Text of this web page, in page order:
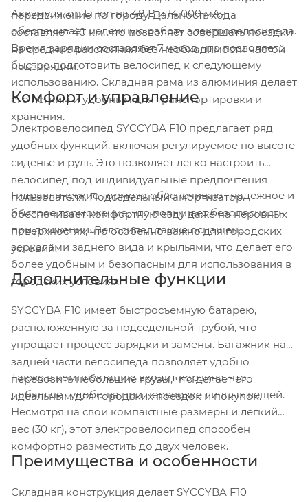
передвижение по городу. Дальность хода
составляет 40 км, что позволяет совершать поездки
на средние расстояния без необходимости частой
подзарядки.
Аккумулятор Li-ion на 48 В и 14 000 мАч
обеспечивает надежную работу электровелосипеда.
Время зарядки составляет 7 часов, что позволяет
быстро подготовить велосипед к следующему
использованию. Складная рама из алюминия делает
его легким и удобным для транспортировки и
хранения.
Комфорт и управление
Электровелосипед SYCCYBA F10 предлагает ряд
удобных функций, включая регулируемое по высоте
сиденье и руль. Это позволяет легко настроить
велосипед под индивидуальные предпочтения
пользователя. Подседельный амортизатор
обеспечивает комфортную езду даже на неровных
поверхностях, что особенно важно для городских
условий.
Гидравлические тормоза обеспечивают надежное и
быстрое торможение, что повышает безопасность
при движении. Велосипед также оснащен
зеркалами заднего вида и крыльями, что делает его
более удобным и безопасным для использования в
городских условиях.
Дополнительные функции
SYCCYBA F10 имеет быстросъемную батарею,
расположенную за подседельной трубой, что
упрощает процесс зарядки и замены. Багажник на
задней части велосипеда позволяет удобно
перевозить небольшие грузы, что делает его
идеальным для городских поездок и покупок.
Также в комплектацию входит корзина, что
добавляет удобства при перевозке личных вещей.
Несмотря на свои компактные размеры и легкий
вес (30 кг), этот электровелосипед способен
комфортно разместить до двух человек.
Преимущества и особенности
Складная конструкция делает SYCCYBA F10